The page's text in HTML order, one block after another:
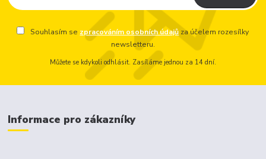
Souhlasím se zpracováním osobních údajů za účelem rozesílky
newsletteru.
Můžete se kdykoli odhlásit. Zasíláme jednou za 14 dní.
Informace pro zákazníky